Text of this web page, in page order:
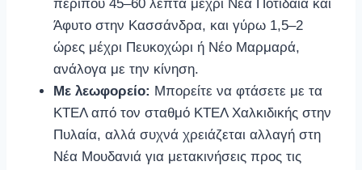
περίπου 45–60 λεπτά μέχρι Νέα Ποτίδαια και
Άφυτο στην Κασσάνδρα, και γύρω 1,5–2
ώρες μέχρι Πευκοχώρι ή Νέο Μαρμαρά,
ανάλογα με την κίνηση.
Με λεωφορείο: Μπορείτε να φτάσετε με τα
ΚΤΕΛ από τον σταθμό ΚΤΕΛ Χαλκιδικής στην
Πυλαία, αλλά συχνά χρειάζεται αλλαγή στη
Νέα Μουδανιά για μετακινήσεις προς τις